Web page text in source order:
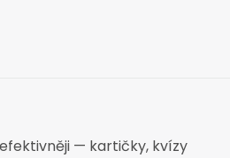
— kartičky, kvízy